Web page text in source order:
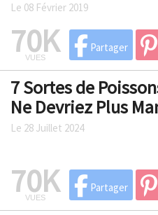
Le 08 Février 2019
70K
VUES
Partager
7 Sortes de
Ne Devriez Plus
Le 28 Juillet 2024
70K
VUES
Partager